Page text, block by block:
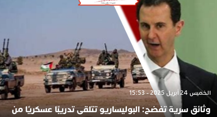
الخميس 24 أبريل 2025 - 15:53
وثائق سرية تفضح: البوليساريو تتلقى تدريبًا عسكريًا من